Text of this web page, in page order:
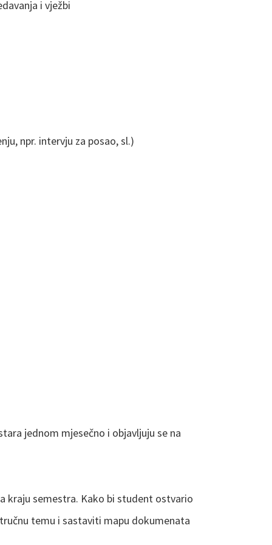
i vježbi
npr. intervju za posao, sl.)
jednom mjesečno i objavljuju se na
kraju semestra. Kako bi student ostvario
temu i sastaviti mapu dokumenata